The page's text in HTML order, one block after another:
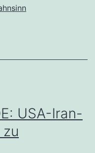
USA-Iran-